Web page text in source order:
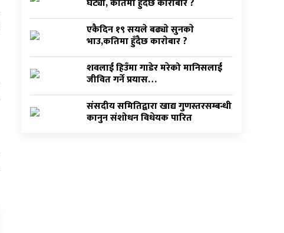
घट्यो, कतिमा हुँदैछ कारोबार ?
एकैदिन १९ सयले बढ्याे सुनकाे
भाउ,कतिमा हुँदैछ काराेबार ?
शवलाई हिउँमा गाडेर मरेको मानिसलाई
जीवित गर्ने प्रयास…
संसदीय समितिद्वारा खाद्य गुणस्तरसम्बन्धी
कानुन संशोधन विधेयक पारित